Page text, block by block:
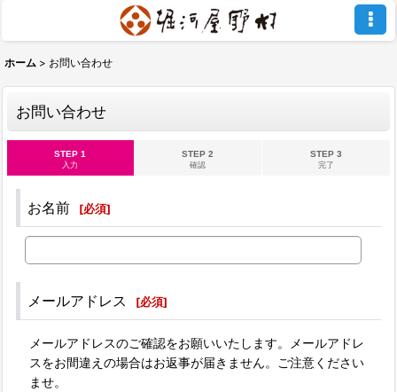
ホーム > お問い合わせ
お問い合わせ
STEP 1
入力
STEP 2
確認
STEP 3
完了
お名前 [必須]
メールアドレス [必須]
メールアドレスのご確認をお願いいたします。メールアドレ
スをお間違えの場合はお返事が届きません。ご注意ください
ませ。